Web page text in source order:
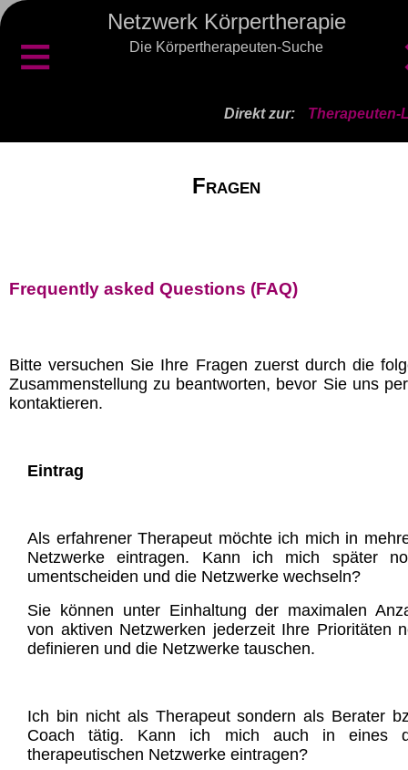
Netzwerk Körpertherapie
Die Körpertherapeuten-Suche
≡
Direkt zur: Therapeuten-
Fragen
Frequently asked Questions (FAQ)
Bitte versuchen Sie Ihre Fragen zuerst durch die
Zusammenstellung zu beantworten, bevor Sie uns
kontaktieren.
Eintrag
Als erfahrener Therapeut möchte ich mich in
Netzwerke eintragen. Kann ich mich später
umentscheiden und die Netzwerke wechseln?
Sie können unter Einhaltung der maximalen
von aktiven Netzwerken jederzeit Ihre Prioritäten
definieren und die Netzwerke tauschen.
Ich bin nicht als Therapeut sondern als Berater
Coach tätig. Kann ich mich auch in eines
therapeutischen Netzwerke eintragen?